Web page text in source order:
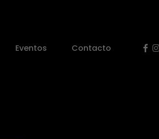
Eventos Contacto